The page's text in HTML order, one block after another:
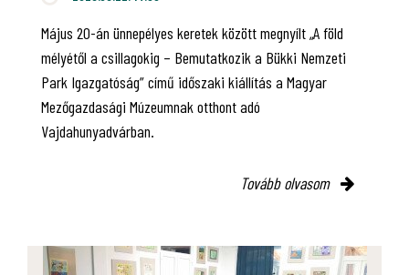
Május 20-án ünnepélyes keretek között megnyílt „A föld
mélyétől a csillagokig – Bemutatkozik a Bükki Nemzeti
Park Igazgatóság” című időszaki kiállítás a Magyar
Mezőgazdasági Múzeumnak otthont adó
Vajdahunyadvárban.
Tovább olvasom